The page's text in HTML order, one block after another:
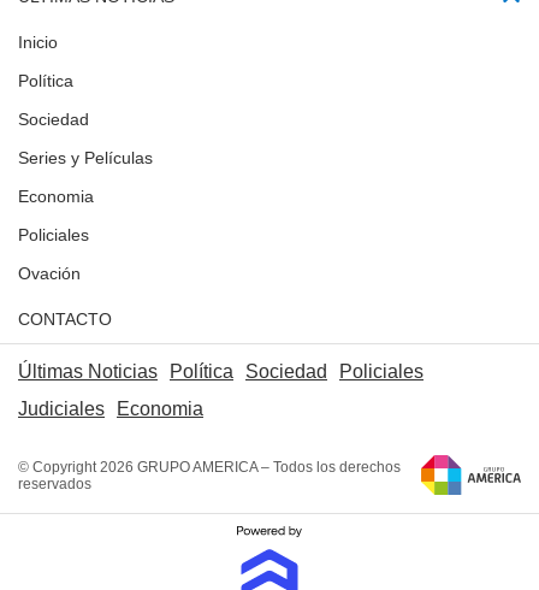
Inicio
Política
Sociedad
Series y Películas
Economia
Policiales
Ovación
CONTACTO
Últimas Noticias Política Sociedad
Policiales
Judiciales
Economia
© Copyright 2026 GRUPO AMERICA – Todos los derechos
reservados